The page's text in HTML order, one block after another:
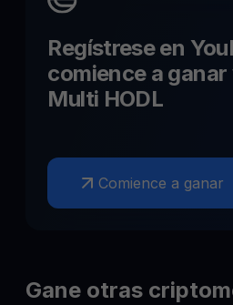
Regístrese en
comience a ganar
Multi HODL
Comience a ganar
Gane otras